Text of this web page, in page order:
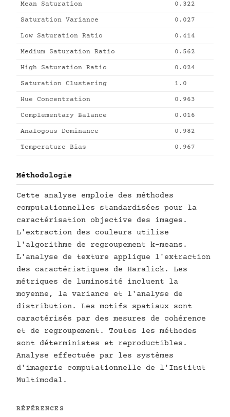
Mean Saturation 0.322
Saturation Variance 0.027
Low Saturation Ratio 0.414
Medium Saturation Ratio 0.562
High Saturation Ratio 0.024
Saturation Clustering 1.0
Hue Concentration 0.963
Complementary Balance 0.016
Analogous Dominance 0.982
Temperature Bias 0.967
Méthodologie
Cette analyse emploie des méthodes
computationnelles standardisées pour la
caractérisation objective des images.
L'extraction des couleurs utilise
l'algorithme de regroupement k-means.
L'analyse de texture applique l'extraction
des caractéristiques de Haralick. Les
métriques de luminosité incluent la
moyenne, la variance et l'analyse de
distribution. Les motifs spatiaux sont
caractérisés par des mesures de cohérence
et de regroupement. Toutes les méthodes
sont déterministes et reproductibles.
Analyse effectuée par les systèmes
d'imagerie computationnelle de l'Institut
Multimodal.
RÉFÉRENCES